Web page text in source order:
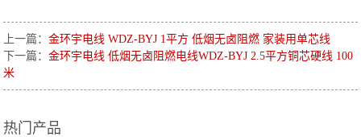
上一篇：金环宇电线 WDZ-BYJ 1平方 低烟无卤阻燃 家装用单芯线
下一篇：金环宇电线 低烟无卤阻燃电线WDZ-BYJ 2.5平方铜芯硬线 100
米
热门产品